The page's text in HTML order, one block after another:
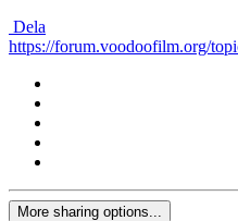
Dela
https://forum.voodoofilm.org/
More sharing options...